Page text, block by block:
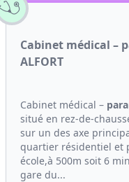
Cabinet médical –
ALFORT
Cabinet médical –
situé en rez-de-
sur un des axe
quartier résidentiel et
école,à 500m soit 6
gare du...